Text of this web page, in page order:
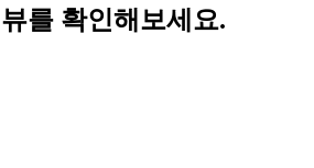
를 확인해보세요.